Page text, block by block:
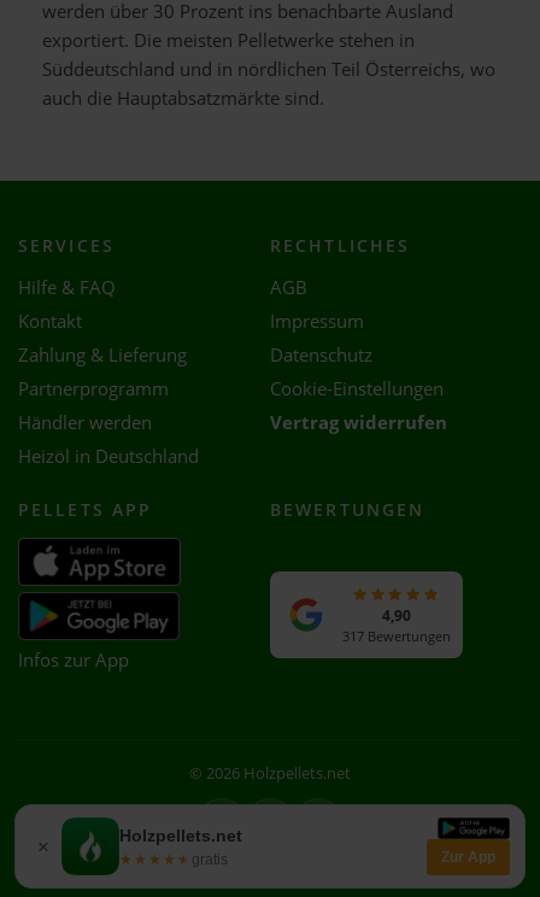
werden über 30 Prozent ins benachbarte Ausland
exportiert. Die meisten Pelletwerke stehen in
Süddeutschland und in nördlichen Teil Österreichs, wo
auch die Hauptabsatzmärkte sind.
× Holzpellets.net
★★★★★
★★★★★ gratis Zur App
SERVICES
Hilfe & FAQ
Kontakt
Zahlung & Lieferung
Partnerprogramm
Händler werden
Heizöl in Deutschland
RECHTLICHES
AGB
Impressum
Datenschutz
Cookie-Einstellungen
Vertrag widerrufen
PELLETS APP
Infos zur App
BEWERTUNGEN
4,90
317 Bewertungen
© 2026 Holzpellets.net
Facebook